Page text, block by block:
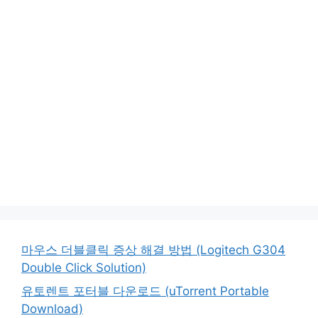
마우스 더블클릭 증상 해결 방법 (Logitech G304
Double Click Solution)
유토렌트 포터블 다운로드 (uTorrent Portable
Download)